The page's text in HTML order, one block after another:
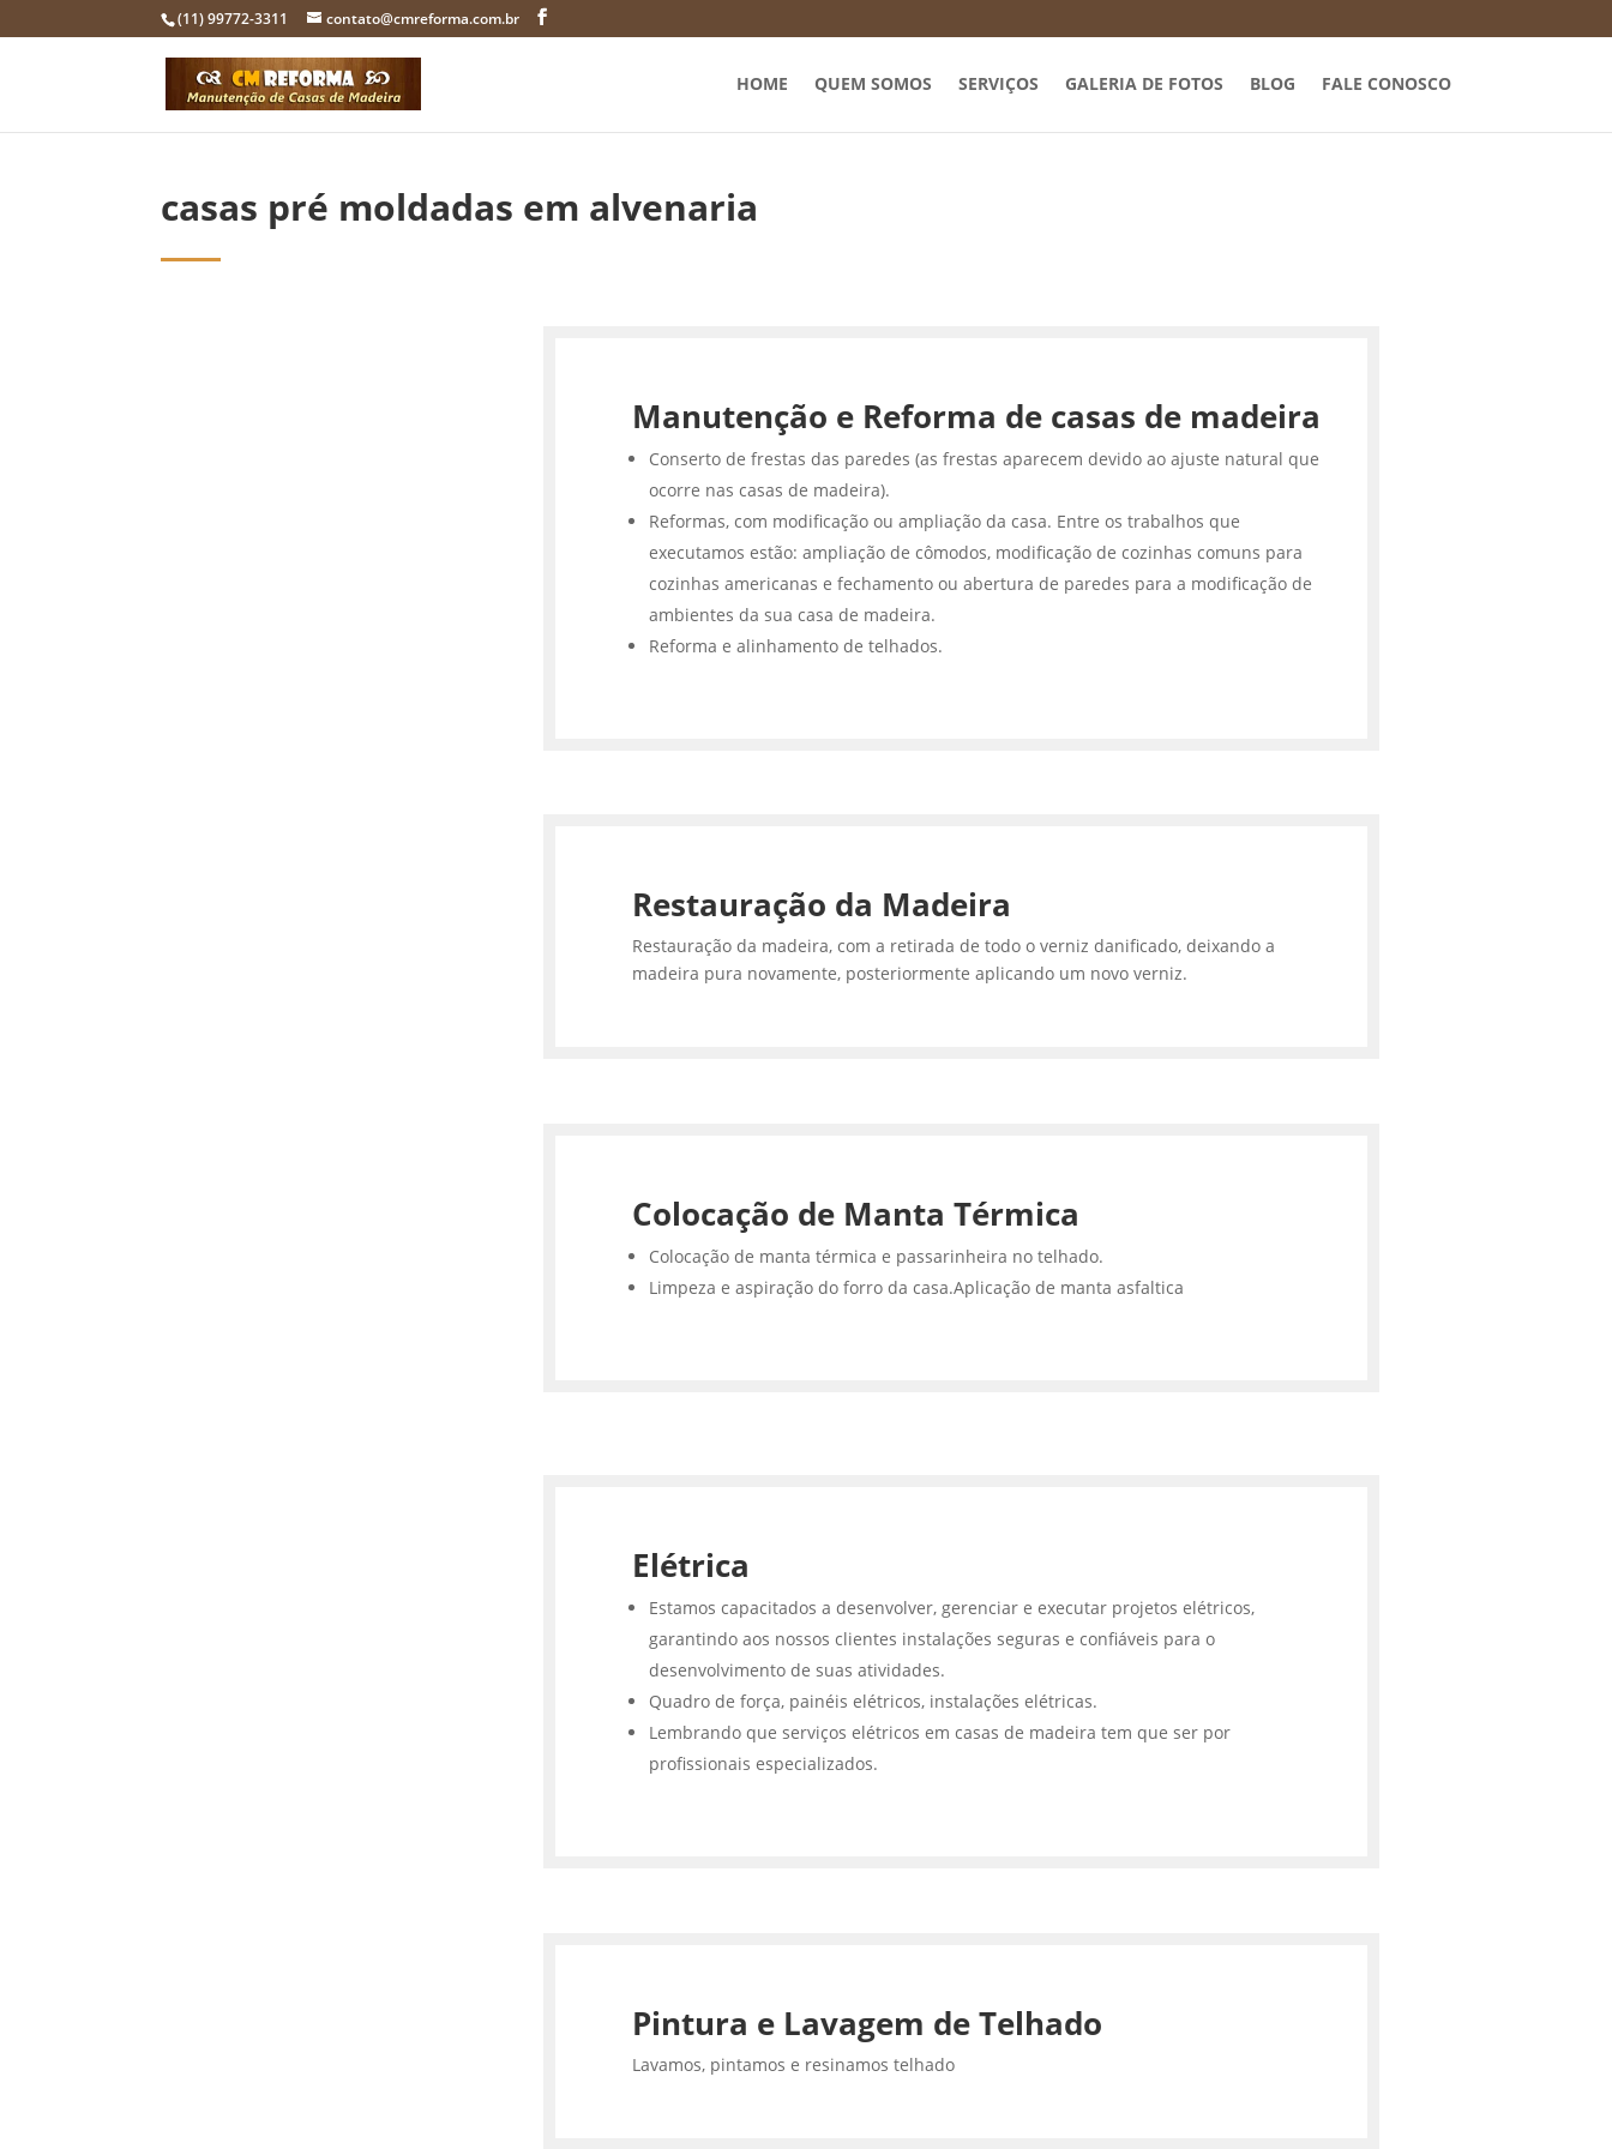
(11) 99772-3311 contato@cmreforma.com.br
HOME QUEM SOMOS SERVIÇOS GALERIA DE FOTOS BLOG FALE CONOSCO
casas pré moldadas em alvenaria
Manutenção e Reforma de casas de madeira
Conserto de frestas das paredes (as frestas aparecem devido ao ajuste natural que
ocorre nas casas de madeira).
Reformas, com modificação ou ampliação da casa. Entre os trabalhos que
executamos estão: ampliação de cômodos, modificação de cozinhas comuns para
cozinhas americanas e fechamento ou abertura de paredes para a modificação de
ambientes da sua casa de madeira.
Reforma e alinhamento de telhados.
Restauração da Madeira
Restauração da madeira, com a retirada de todo o verniz danificado, deixando a
madeira pura novamente, posteriormente aplicando um novo verniz.
Colocação de Manta Térmica
Colocação de manta térmica e passarinheira no telhado.
Limpeza e aspiração do forro da casa.Aplicação de manta asfaltica
Elétrica
Estamos capacitados a desenvolver, gerenciar e executar projetos elétricos,
garantindo aos nossos clientes instalações seguras e confiáveis para o
desenvolvimento de suas atividades.
Quadro de força, painéis elétricos, instalações elétricas.
Lembrando que serviços elétricos em casas de madeira tem que ser por
profissionais especializados.
Pintura e Lavagem de Telhado
Lavamos, pintamos e resinamos telhado